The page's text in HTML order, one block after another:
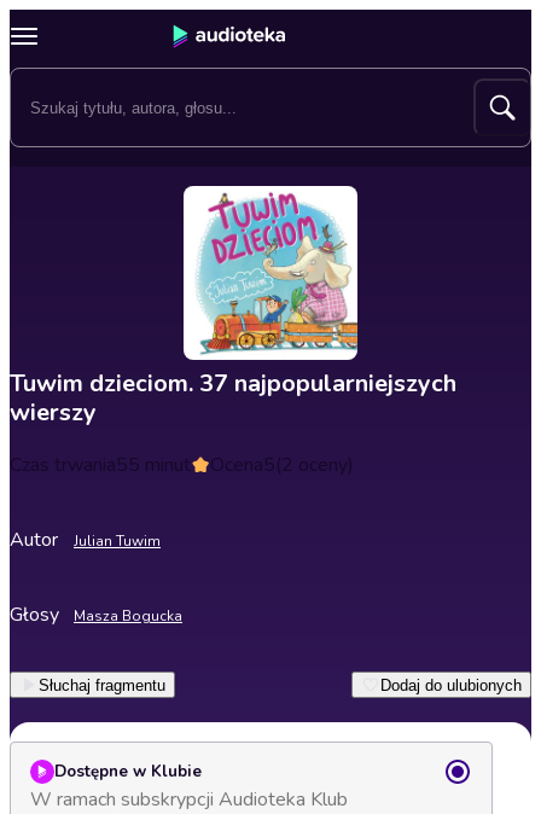
Tuwim dzieciom. 37 najpopularniejszych
wierszy
Czas trwania55 minut Ocena5(2 oceny)
Autor Julian Tuwim
Głosy Masza Bogucka
Słuchaj fragmentu Dodaj do ulubionych
Dostępne w Klubie
W ramach subskrypcji Audioteka Klub